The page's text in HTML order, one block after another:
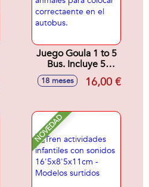
Juego Goula 1 to 5
Bus. Incluye 5
anmales para
colocar
18 meses 16,00 €
NOVEDAD